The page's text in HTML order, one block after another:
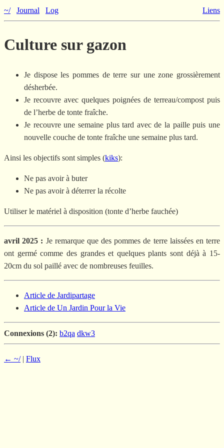
~/ Journal Log Liens
Culture sur gazon
Je dispose les pommes de terre sur une zone grossièrement
désherbée.
Je recouvre avec quelques poignées de terreau/compost puis
de l’herbe de tonte fraîche.
Je recouvre une semaine plus tard avec de la paille puis une
nouvelle couche de tonte fraîche une semaine plus tard.
Ainsi les objectifs sont simples (kiks):
Ne pas avoir à buter
Ne pas avoir à déterrer la récolte
Utiliser le matériel à disposition (tonte d’herbe fauchée)
avril 2025 : Je remarque que des pommes de terre laissées en terre
ont germé comme des grandes et quelques plants sont déjà à 15-
20cm du sol paillé avec de nombreuses feuilles.
Article de Jardipartage
Article de Un Jardin Pour la Vie
Connexions (2): b2qa dkw3
← ~/| Flux